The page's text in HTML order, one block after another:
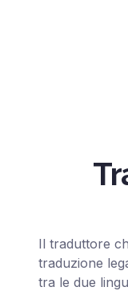
Il traduttore
traduzione
tra le due